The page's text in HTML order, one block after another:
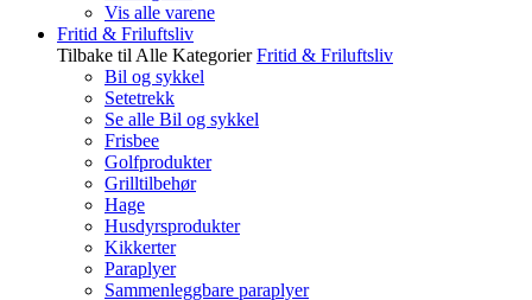
Vis alle varene
Fritid & Friluftsliv
Tilbake til Alle Kategorier Fritid & Friluftsliv
Bil og sykkel
Setetrekk
Se alle Bil og sykkel
Frisbee
Golfprodukter
Grilltilbehør
Hage
Husdyrsprodukter
Kikkerter
Paraplyer
Sammenleggbare paraplyer